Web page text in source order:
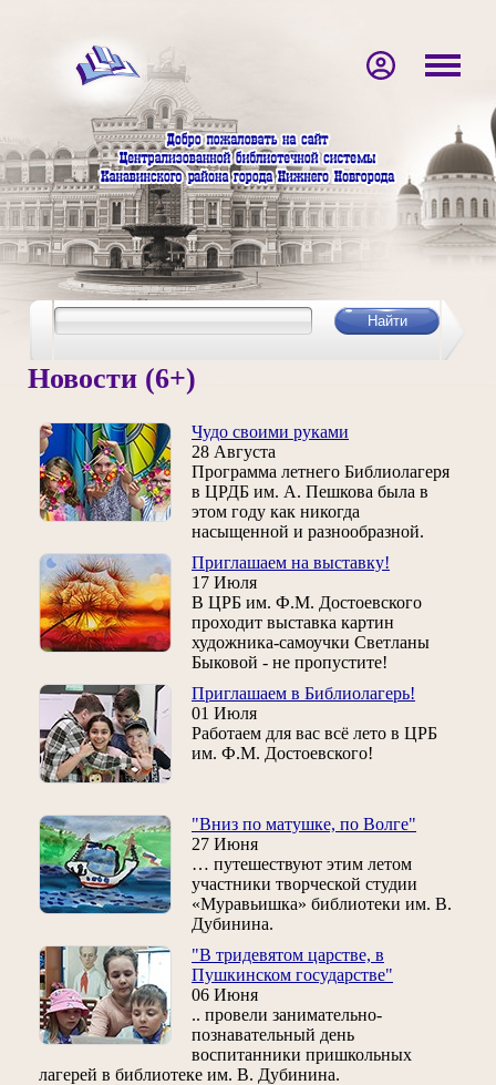
Новости (6+)
Чудо своими руками
28 Августа
Программа летнего Библиолагеря
в ЦРДБ им. А. Пешкова была в
этом году как никогда
насыщенной и разнообразной.
Приглашаем на выставку!
17 Июля
В ЦРБ им. Ф.М. Достоевского
проходит выставка картин
художника-самоучки Светланы
Быковой - не пропустите!
Приглашаем в Библиолагерь!
01 Июля
Работаем для вас всё лето в ЦРБ
им. Ф.М. Достоевского!
"Вниз по матушке, по Волге"
27 Июня
… путешествуют этим летом
участники творческой студии
«Муравьишка» библиотеки им. В.
Дубинина.
"В тридевятом царстве, в
Пушкинском государстве"
06 Июня
.. провели занимательно-
познавательный день
воспитанники пришкольных
лагерей в библиотеке им. В. Дубинина.